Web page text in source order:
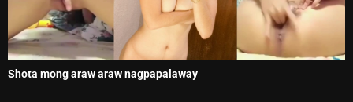
Shota mong araw araw nagpapalaway